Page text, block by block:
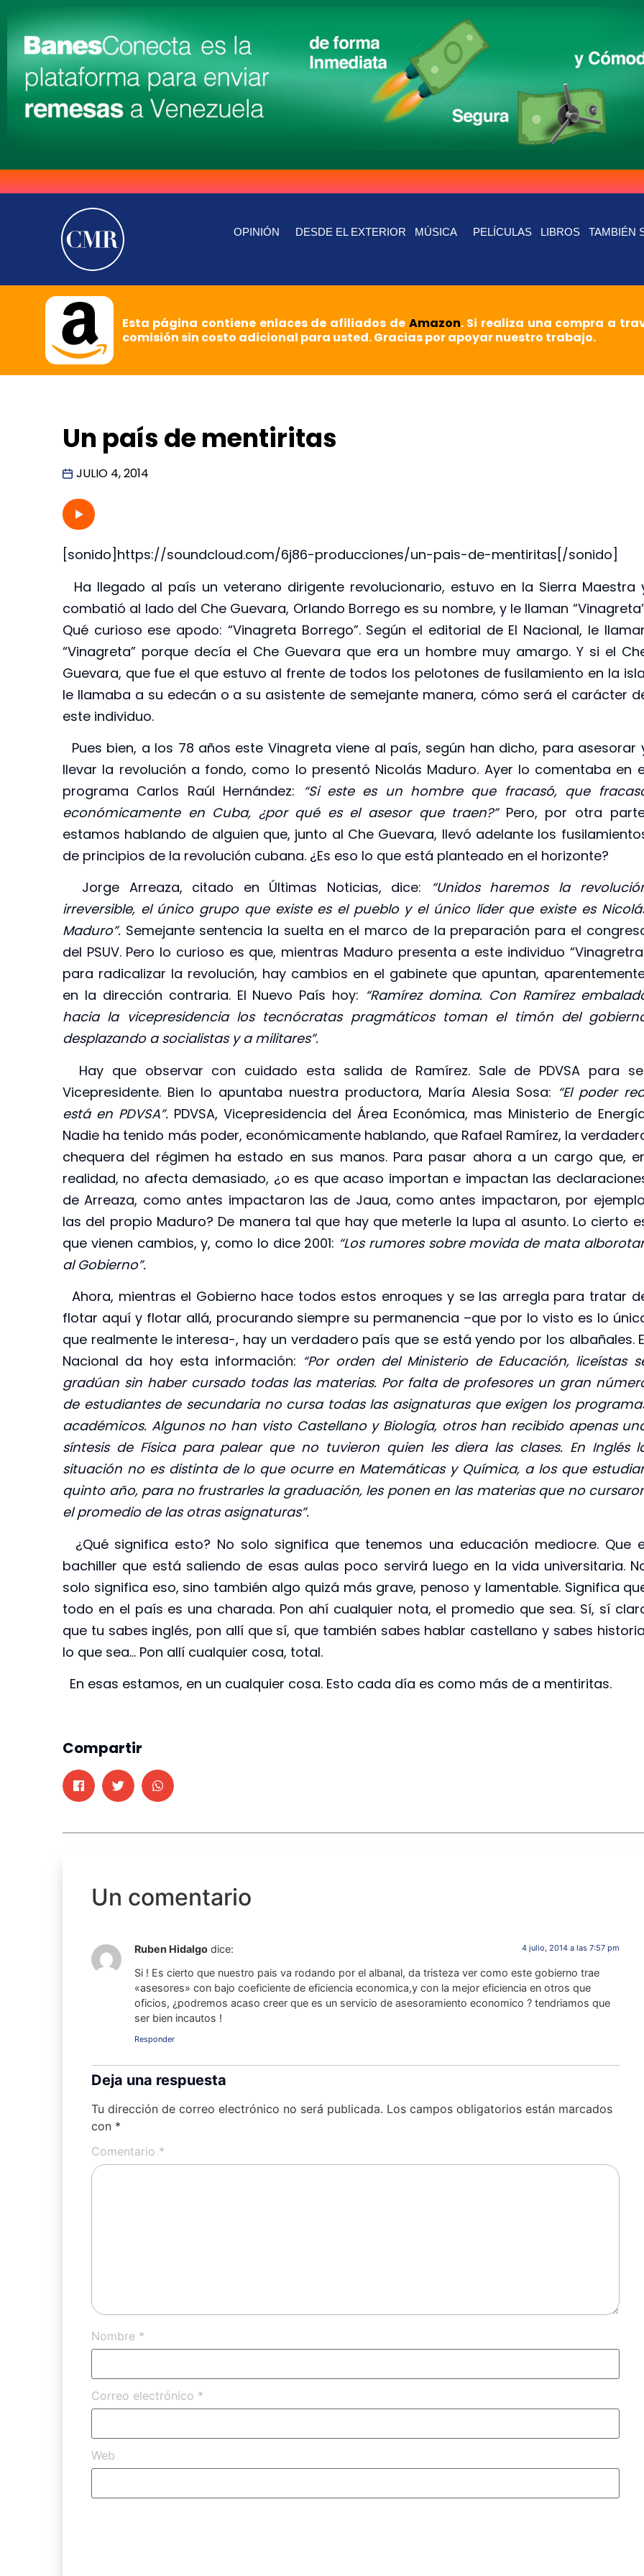
OPINIÓN DESDE EL EXTERIOR MÚSICA PELÍCULAS LIBROS TAMBIÉN
Esta página contiene enlaces de afiliados de Amazon. Si realiza una compra a
comisión sin costo adicional para usted. Gracias por apoyar nuestro trabajo.
Un país de mentiritas
JULIO 4, 2014
[sonido]https://soundcloud.com/6j86-producciones/un-pais-de-mentiritas[/sonido]
Ha llegado al país un veterano dirigente revolucionario, estuvo en la Sierra Maestra
combatió al lado del Che Guevara, Orlando Borrego es su nombre, y le llaman
Qué curioso ese apodo: “Vinagreta Borrego”. Según el editorial de El Nacional, le
“Vinagreta” porque decía el Che Guevara que era un hombre muy amargo. Y si el
Guevara, que fue el que estuvo al frente de todos los pelotones de fusilamiento en la
le llamaba a su edecán o a su asistente de semejante manera, cómo será el carácter
este individuo.
Pues bien, a los 78 años este Vinagreta viene al país, según han dicho, para asesorar
llevar la revolución a fondo, como lo presentó Nicolás Maduro. Ayer lo comentaba en
programa Carlos Raúl Hernández: “Si este es un hombre que fracasó, que
económicamente en Cuba, ¿por qué es el asesor que traen?”Pero, por otra
estamos hablando de alguien que, junto al Che Guevara, llevó adelante los
de principios de la revolución cubana. ¿Es eso lo que está planteado en el horizonte?
Jorge Arreaza, citado en Últimas Noticias, dice: “Unidos haremos la
irreversible, el único grupo que existe es el pueblo y el único líder que existe es
Maduro”. Semejante sentencia la suelta en el marco de la preparación para el
del PSUV. Pero lo curioso es que, mientras Maduro presenta a este individuo
para radicalizar la revolución, hay cambios en el gabinete que apuntan,
en la dirección contraria. El Nuevo País hoy: “Ramírez domina. Con Ramírez
hacia la vicepresidencia los tecnócratas pragmáticos toman el timón del
desplazando a socialistas y a militares”.
Hay que observar con cuidado esta salida de Ramírez. Sale de PDVSA para
Vicepresidente. Bien lo apuntaba nuestra productora, María Alesia Sosa: “El poder
está en PDVSA”. PDVSA, Vicepresidencia del Área Económica, mas Ministerio de
Nadie ha tenido más poder, económicamente hablando, que Rafael Ramírez, la
chequera del régimen ha estado en sus manos. Para pasar ahora a un cargo que,
realidad, no afecta demasiado, ¿o es que acaso importan e impactan las
de Arreaza, como antes impactaron las de Jaua, como antes impactaron, por
las del propio Maduro? De manera tal que hay que meterle la lupa al asunto. Lo cierto
que vienen cambios, y, como lo dice 2001: “Los rumores sobre movida de mata
al Gobierno”.
Ahora, mientras el Gobierno hace todos estos enroques y se las arregla para tratar
flotar aquí y flotar allá, procurando siempre su permanencia –que por lo visto es lo
que realmente le interesa-, hay un verdadero país que se está yendo por los albañales.
Nacional da hoy esta información: “Por orden del Ministerio de Educación, liceístas
gradúan sin haber cursado todas las materias. Por falta de profesores un gran
de estudiantes de secundaria no cursa todas las asignaturas que exigen los
académicos. Algunos no han visto Castellano y Biología, otros han recibido apenas
síntesis de Física para palear que no tuvieron quien les diera las clases. En Inglés
situación no es distinta de lo que ocurre en Matemáticas y Química, a los que
quinto año, para no frustrarles la graduación, les ponen en las materias que no
el promedio de las otras asignaturas”.
¿Qué significa esto? No solo significa que tenemos una educación mediocre. Que
bachiller que está saliendo de esas aulas poco servirá luego en la vida universitaria.
solo significa eso, sino también algo quizá más grave, penoso y lamentable. Significa
todo en el país es una charada. Pon ahí cualquier nota, el promedio que sea. Sí, sí
que tu sabes inglés, pon allí que sí, que también sabes hablar castellano y sabes
lo que sea… Pon allí cualquier cosa, total.
En esas estamos, en un cualquier cosa. Esto cada día es como más de a mentiritas.
Compartir
Un comentario
Ruben Hidalgo dice: 4 julio, 2014 a las 7:57 pm
Si ! Es cierto que nuestro pais va rodando por el albanal, da tristeza ver como este gobierno trae
«asesores» con bajo coeficiente de eficiencia economica,y con la mejor eficiencia en otros que
oficios, ¿podremos acaso creer que es un servicio de asesoramiento economico ? tendriamos que
ser bien incautos !
Responder
Deja una respuesta
Tu dirección de correo electrónico no será publicada. Los campos obligatorios están marcados
con *
Comentario *
Nombre *
Correo electrónico *
Web